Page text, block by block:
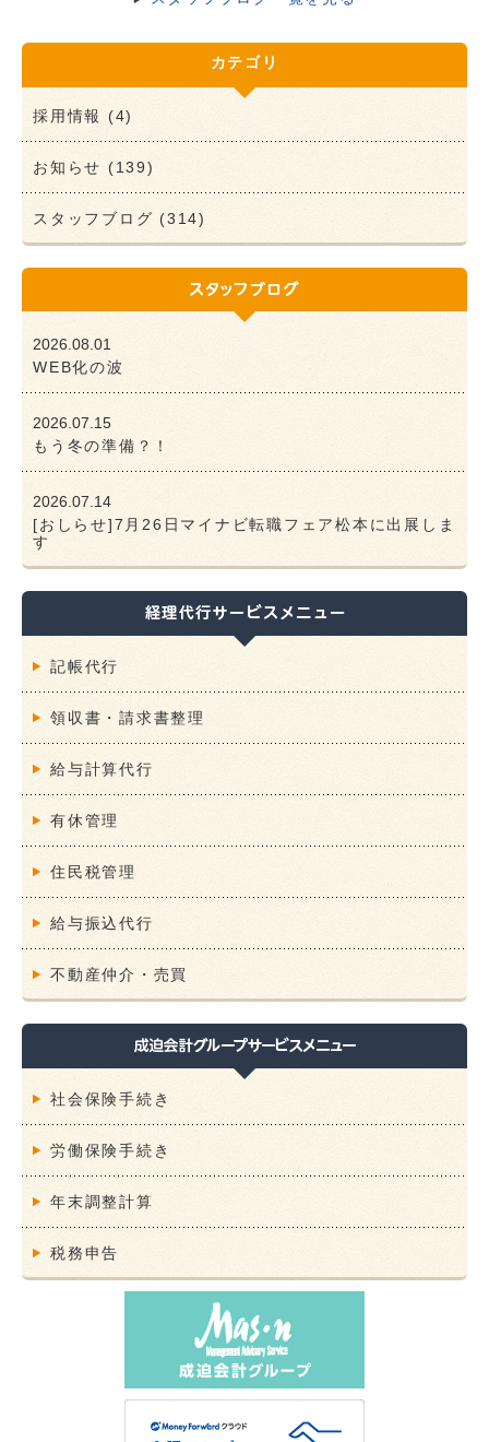
カテゴリ
採用情報 (4)
お知らせ (139)
スタッフブログ (314)
2026.08.01
WEB化の波
2026.07.15
もう冬の準備？！
2026.07.14
[おしらせ]7月26日マイナビ転職フェア松本に出展しま
す
記帳代行
領収書・請求書整理
給与計算代行
有休管理
住民税管理
給与振込代行
不動産仲介・売買
社会保険手続き
労働保険手続き
年末調整計算
税務申告